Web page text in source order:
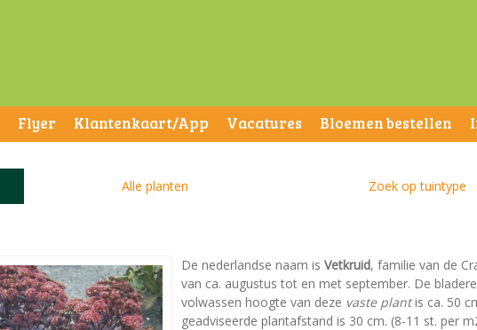
Flyer Klantenkaart/App Vacatures Bloemen bestellen
Alle planten Zoek op tuintype
De nederlandse naam is Vetkruid, familie van de
van ca. augustus tot en met september. De
volwassen hoogte van deze vaste plantis ca. 50
geadviseerde plantafstand is 30 cm. (8-11 st. per